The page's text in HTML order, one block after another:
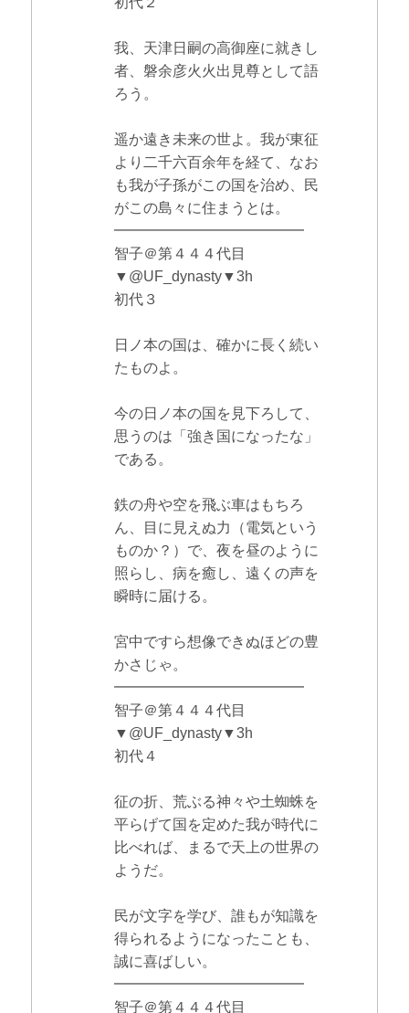
我、天津日嗣の高御座に就きし
者、磐余彦火火出見尊として語
ろう。
遥か遠き未来の世よ。我が東征
より二千六百余年を経て、なお
も我が子孫がこの国を治め、民
がこの島々に住まうとは。
━━━━━━━━━━━━━
智子＠第４４４代目
▼@UF_dynasty▼3h
初代３
日ノ本の国は、確かに長く続い
たものよ。
今の日ノ本の国を見下ろして、
思うのは「強き国になったな」
である。
鉄の舟や空を飛ぶ車はもちろ
ん、目に見えぬ力（電気という
ものか？）で、夜を昼のように
照らし、病を癒し、遠くの声を
瞬時に届ける。
宮中ですら想像できぬほどの豊
かさじゃ。
━━━━━━━━━━━━━
智子＠第４４４代目
▼@UF_dynasty▼3h
初代４
征の折、荒ぶる神々や土蜘蛛を
平らげて国を定めた我が時代に
比べれば、まるで天上の世界の
ようだ。
民が文字を学び、誰もが知識を
得られるようになったことも、
誠に喜ばしい。
━━━━━━━━━━━━━
智子＠第４４４代目